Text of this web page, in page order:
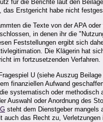
für die Berichte laut den
Erstgericht habe nicht
die Texte von der APA
in denen ihr die
Feststellungen ergibt sich
Die Klägerin hat
im fortzusetzenden Verfahren.
U (siehe Auszug
finanziellen Aufwand
systematisch oder
Auswahl oder Anordnung des
steht dem Dienstgeber mangels
das Recht zu, Verletzungen